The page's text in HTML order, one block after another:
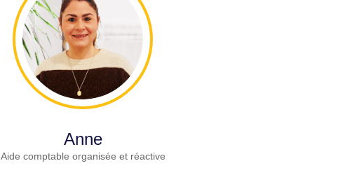
Anne
Aide comptable organisée et réactive